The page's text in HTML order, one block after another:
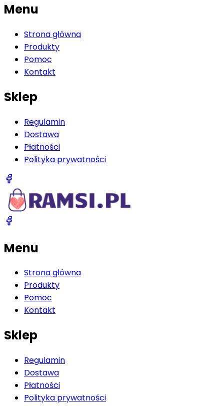
Menu
Strona główna
Produkty
Pomoc
Kontakt
Sklep
Regulamin
Dostawa
Płatności
Polityka prywatności
Menu
Strona główna
Produkty
Pomoc
Kontakt
Sklep
Regulamin
Dostawa
Płatności
Polityka prywatności